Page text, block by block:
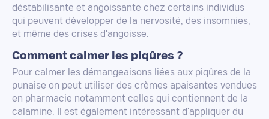
déstabilisante et angoissante chez certains individus
qui peuvent développer de la nervosité, des insomnies,
et même des crises d'angoisse.
Comment calmer les piqûres ?
Pour calmer les démangeaisons liées aux piqûres de la
punaise on peut utiliser des crèmes apaisantes vendues
en pharmacie notamment celles qui contiennent de la
calamine. Il est également intéressant d'appliquer du